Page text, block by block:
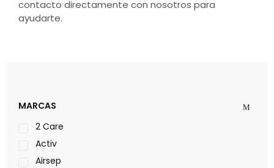
contacto directamente con nosotros para
ayudarte.
MARCAS
2 Care
Activ
Airsep